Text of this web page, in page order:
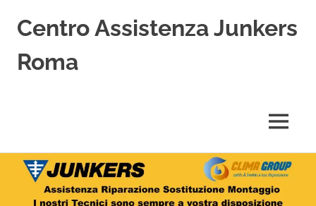
Salta
contenuto
Centro Assistenza Junkers
Roma
Riparazione,
Sostituzione,
Installazione
MENU